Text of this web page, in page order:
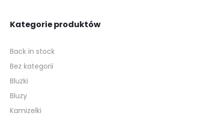
Kategorie produktów
Back in stock
Bez kategorii
Bluzki
Bluzy
Kamizelki